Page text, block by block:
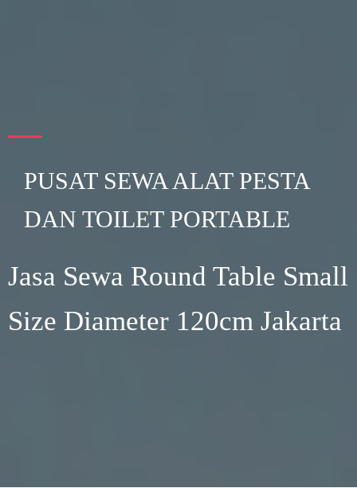
PUSAT SEWA ALAT PESTA
DAN TOILET PORTABLE
Jasa Sewa Round Table Small
Size Diameter 120cm Jakarta